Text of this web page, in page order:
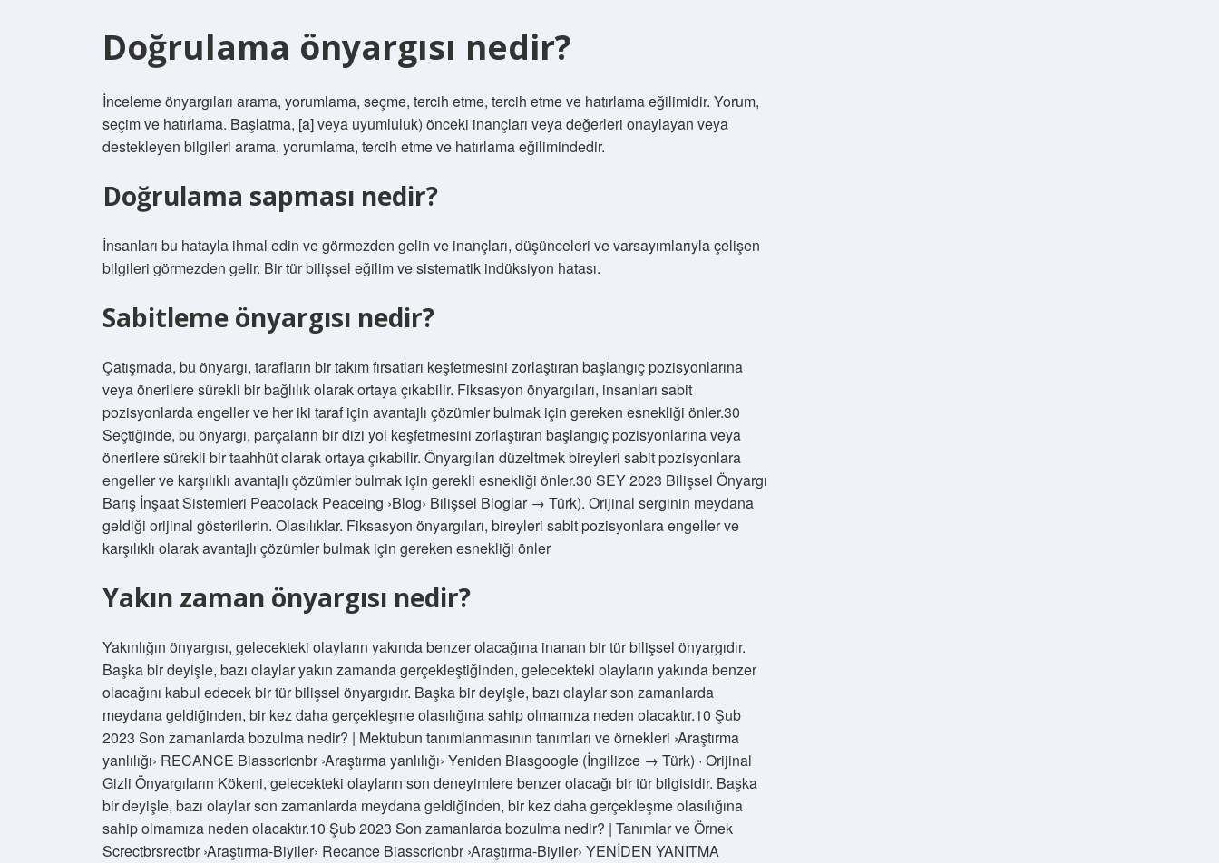
Doğrulama önyargısı nedir?
İnceleme önyargıları arama, yorumlama, seçme, tercih etme, tercih etme ve hatırlama eğilimidir. Yorum,
seçim ve hatırlama. Başlatma, [a] veya uyumluluk) önceki inançları veya değerleri onaylayan veya
destekleyen bilgileri arama, yorumlama, tercih etme ve hatırlama eğilimindedir.
Doğrulama sapması nedir?
İnsanları bu hatayla ihmal edin ve görmezden gelin ve inançları, düşünceleri ve varsayımlarıyla çelişen
bilgileri görmezden gelir. Bir tür bilişsel eğilim ve sistematik indüksiyon hatası.
Sabitleme önyargısı nedir?
Çatışmada, bu önyargı, tarafların bir takım fırsatları keşfetmesini zorlaştıran başlangıç ​​pozisyonlarına
veya önerilere sürekli bir bağlılık olarak ortaya çıkabilir. Fiksasyon önyargıları, insanları sabit
pozisyonlarda engeller ve her iki taraf için avantajlı çözümler bulmak için gereken esnekliği önler.30
Seçtiğinde, bu önyargı, parçaların bir dizi yol keşfetmesini zorlaştıran başlangıç ​​pozisyonlarına veya
önerilere sürekli bir taahhüt olarak ortaya çıkabilir. Önyargıları düzeltmek bireyleri sabit pozisyonlara
engeller ve karşılıklı avantajlı çözümler bulmak için gerekli esnekliği önler.30 SEY 2023 Bilişsel Önyargı
Barış İnşaat Sistemleri Peacolack Peaceing ›Blog› Bilişsel Bloglar → Türk). Orijinal serginin meydana
geldiği orijinal gösterilerin. Olasılıklar. Fiksasyon önyargıları, bireyleri sabit pozisyonlara engeller ve
karşılıklı olarak avantajlı çözümler bulmak için gereken esnekliği önler
Yakın zaman önyargısı nedir?
Yakınlığın önyargısı, gelecekteki olayların yakında benzer olacağına inanan bir tür bilişsel önyargıdır.
Başka bir deyişle, bazı olaylar yakın zamanda gerçekleştiğinden, gelecekteki olayların yakında benzer
olacağını kabul edecek bir tür bilişsel önyargıdır. Başka bir deyişle, bazı olaylar son zamanlarda
meydana geldiğinden, bir kez daha gerçekleşme olasılığına sahip olmamıza neden olacaktır.10 Şub
2023 Son zamanlarda bozulma nedir? | Mektubun tanımlanmasının tanımları ve örnekleri ›Araştırma
yanlılığı› RECANCE Biasscricnbr ›Araştırma yanlılığı› Yeniden Biasgoogle (İngilizce → Türk) · Orijinal
Gizli Önyargıların Kökeni, gelecekteki olayların son deneyimlere benzer olacağı bir tür bilgisidir. Başka
bir deyişle, bazı olaylar son zamanlarda meydana geldiğinden, bir kez daha gerçekleşme olasılığına
sahip olmamıza neden olacaktır.10 Şub 2023 Son zamanlarda bozulma nedir? | Tanımlar ve Örnek
Screctbrsrectbr ›Araştırma-Biyiler› Recance Biasscricnbr ›Araştırma-Biyiler› YENİDEN YANITMA